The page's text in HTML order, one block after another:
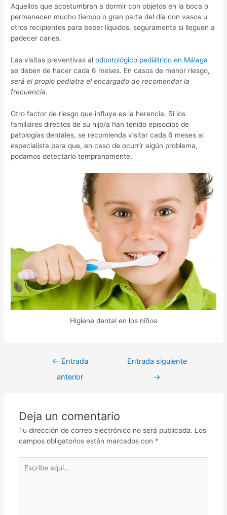
Aquellos que acostumbran a dormir con objetos en la boca o
permanecen mucho tiempo o gran parte del día con vasos u
otros recipientes para beber líquidos, seguramente si lleguen a
padecer caries.
Las visitas preventivas alodontológico pediátrico en Málaga
se deben de hacer cada 6 meses. En casos de menor riesgo,
será el propio pediatra el encargado de recomendar la
frecuencia.
Otro factor de riesgo que influye es la herencia. Si los
familiares directos de su hijo/a han tenido episodios de
patologías dentales, se recomienda visitar cada 6 meses al
especialista para que, en caso de ocurrir algún problema,
podamos detectarlo tempranamente.
Higiene dental en los niños
Navegación
← Entrada
anterior
Entrada siguiente
→
Deja un comentario
Tu dirección de correo electrónico no será publicada. Los
campos obligatorios están marcados con *
aquí...